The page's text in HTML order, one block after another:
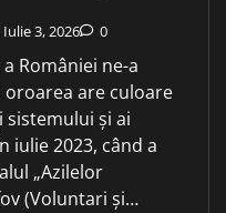
Iulie 3, 2026 0
României ne-a
are culoare
sistemului și ai
iulie 2023, când a
„Azilelor
(Voluntari și…